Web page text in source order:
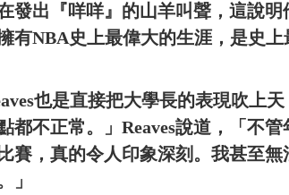
在發出『咩咩』的山羊叫聲，這說
有NBA史上最偉大的生涯，是史
也是直接把大學長的表現吹上
都不正常。」Reaves說道，「不
賽，真的令人印象深刻。我甚至
」